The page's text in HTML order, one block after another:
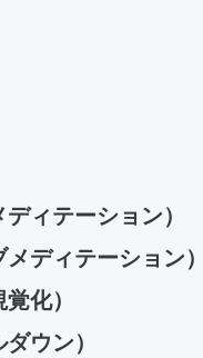
ィテーション）
ディテーション
化）
ウン）